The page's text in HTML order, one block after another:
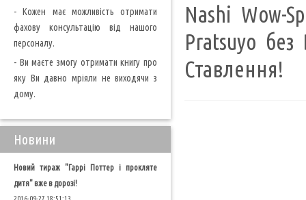
Nashi Wow-
Pratsuyo без
Ставлення!
- Кожен має можливість отримати
фахову консультацію від нашого
персоналу.
- Ви маєте змогу отримати книгу про
яку Ви давно мріяли не виходячи з
дому.
Новини
Новий тираж "Гаррі Поттер і прокляте
дитя" вже в дорозі!